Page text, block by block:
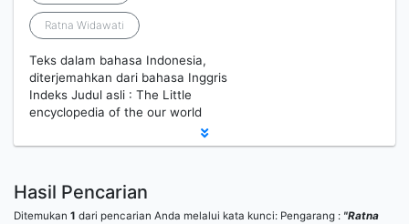
Ratna Widawati
Teks dalam bahasa Indonesia,
diterjemahkan dari bahasa Inggris
Indeks Judul asli : The Little
encyclopedia of the our world
Hasil Pencarian
Ditemukan 1 dari pencarian Anda melalui kata kunci: Pengarang : "Ratna